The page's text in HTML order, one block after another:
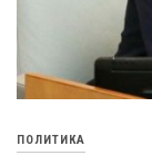
ПОЛИТИКА